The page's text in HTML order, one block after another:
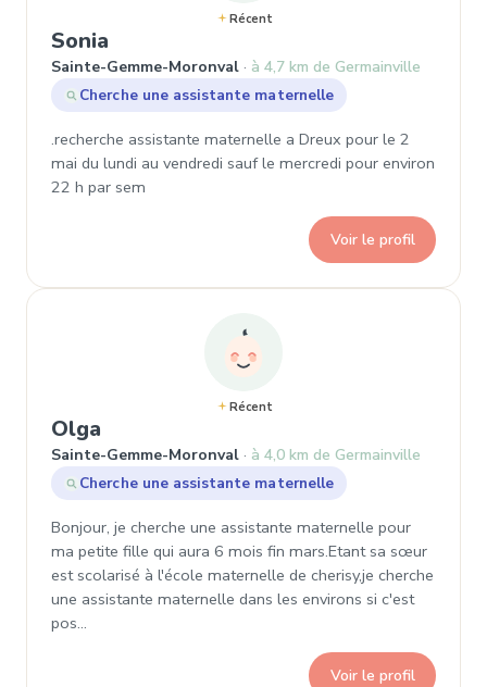
Récent
Sonia
Sainte-Gemme-Moronval
à 4,7 km de Germainville
Cherche une assistante maternelle
.recherche assistante maternelle a Dreux pour le 2
mai du lundi au vendredi sauf le mercredi pour environ
22 h par sem
Voir le profil
Récent
Olga
Sainte-Gemme-Moronval
à 4,0 km de Germainville
Cherche une assistante maternelle
Bonjour, je cherche une assistante maternelle pour
ma petite fille qui aura 6 mois fin mars.Etant sa sœur
est scolarisé à l'école maternelle de cherisy,je cherche
une assistante maternelle dans les environs si c'est
pos…
Voir le profil